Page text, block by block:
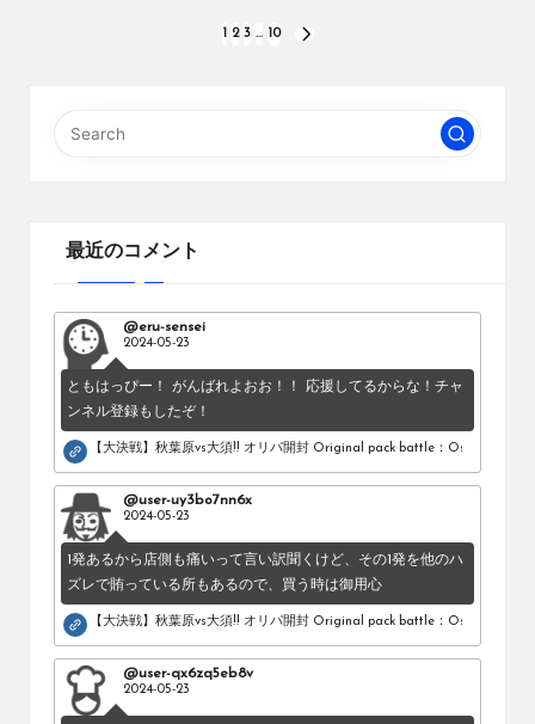
り
1 2 3 … 10
最近のコメント
@eru-sensei
2024-05-23
ともはっぴー！ がんばれよおお！！ 応援してるからな！チャ
ンネル登録もしたぞ！
【大決戦】秋葉原vs大須!! オリパ開封 Original pack battle：Osu vs
@user-uy3bo7nn6x
2024-05-23
1発あるから店側も痛いって言い訳聞くけど、その1発を他のハ
ズレで賄っている所もあるので、買う時は御用心
【大決戦】秋葉原vs大須!! オリパ開封 Original pack battle：Osu vs
@user-qx6zq5eb8v
2024-05-23